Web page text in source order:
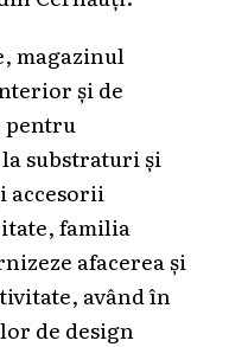
magazinul
și de
pentru
substraturi și
accesorii
familia
afacerea și
având în
de design